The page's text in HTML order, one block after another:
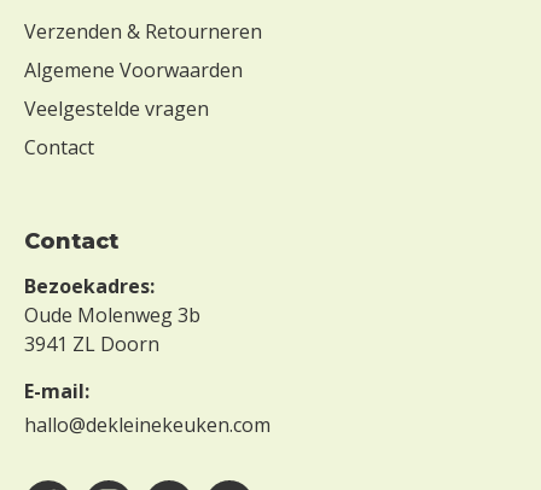
Verzenden & Retourneren
Algemene Voorwaarden
Veelgestelde vragen
Contact
Contact
Bezoekadres:
Oude Molenweg 3b
3941 ZL Doorn
E-mail:
hallo@dekleinekeuken.com